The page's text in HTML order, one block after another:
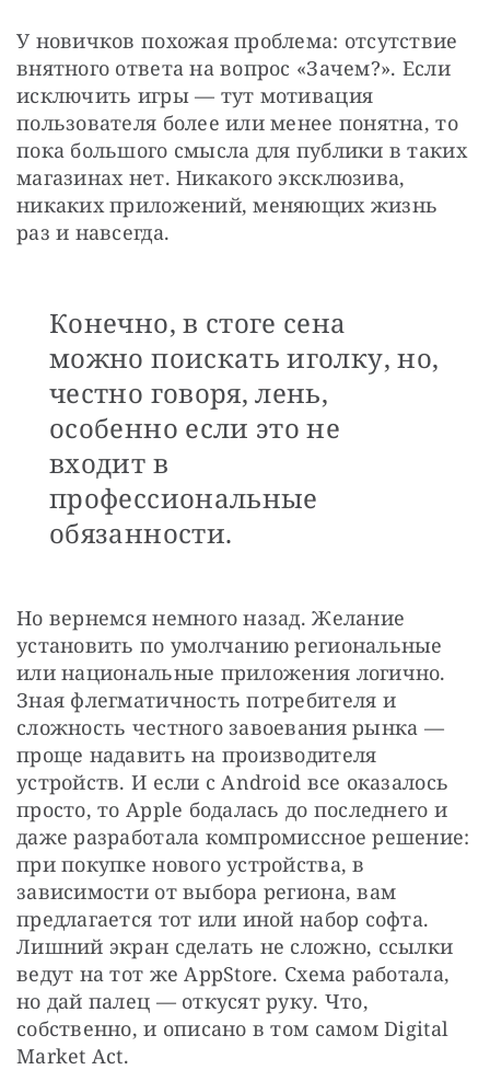
У новичков похожая проблема: отсутствие
внятного ответа на вопрос «Зачем?». Если
исключить игры — тут мотивация
пользователя более или менее понятна, то
пока большого смысла для публики в таких
магазинах нет. Никакого эксклюзива,
никаких приложений, меняющих жизнь
раз и навсегда.
Конечно, в стоге сена
можно поискать иголку, но,
честно говоря, лень,
особенно если это не
входит в
профессиональные
обязанности.
Но вернемся немного назад. Желание
установить по умолчанию региональные
или национальные приложения логично.
Зная флегматичность потребителя и
сложность честного завоевания рынка —
проще надавить на производителя
устройств. И если с Android все оказалось
просто, то Apple бодалась до последнего и
даже разработала компромиссное решение:
при покупке нового устройства, в
зависимости от выбора региона, вам
предлагается тот или иной набор софта.
Лишний экран сделать не сложно, ссылки
ведут на тот же AppStore. Схема работала,
но дай палец — откусят руку. Что,
собственно, и описано в том самом Digital
Market Act.